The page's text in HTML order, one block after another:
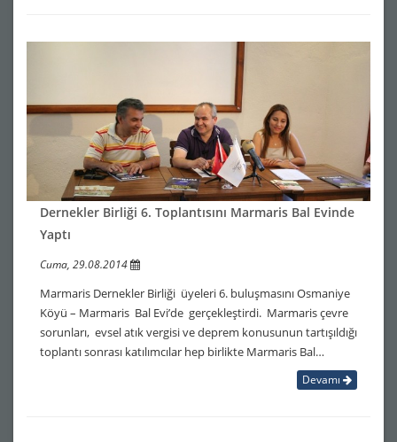
Dernekler Birliği 6. Toplantısını Marmaris Bal Evinde
Yaptı
Cuma, 29.08.2014
Marmaris Dernekler Birliği üyeleri 6. buluşmasını Osmaniye
Köyü – Marmaris Bal Evi’de gerçekleştirdi. Marmaris çevre
sorunları, evsel atık vergisi ve deprem konusunun tartışıldığı
toplantı sonrası katılımcılar hep birlikte Marmaris Bal…
Devamı